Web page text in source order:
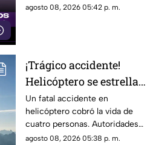
cuando presuntamente un
agosto 08, 2026 05:42 p. m.
¡Trágico accidente!
Helicóptero se estrella
en zona boscosa y
mueren cuatro
personas
Un fatal accidente en
helicóptero cobró la vida de
cuatro personas. Autoridades
confirmaron que la aeronave
agosto 08, 2026 05:38 p. m.